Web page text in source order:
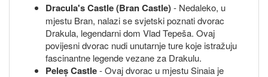
Dracula's Castle (Bran Castle)- Nedaleko, u
mjestu Bran, nalazi se svjetski poznati dvorac
Drakula, legendarni dom Vlad Tepeša. Ovaj
povijesni dvorac nudi unutarnje ture koje istražuju
fascinantne legende vezane za Drakulu.
Peleș Castle- Ovaj dvorac u mjestu Sinaia je